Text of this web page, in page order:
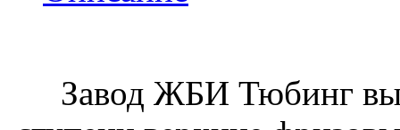
Завод ЖБИ Тюбинг